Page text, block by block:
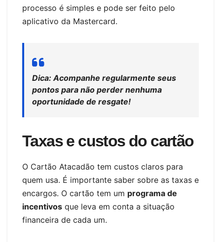
processo é simples e pode ser feito pelo
aplicativo da Mastercard.
Dica: Acompanhe regularmente seus
pontos para não perder nenhuma
oportunidade de resgate!
Taxas e custos do cartão
O Cartão Atacadão tem custos claros para
quem usa. É importante saber sobre as taxas e
encargos. O cartão tem um programa de
incentivos que leva em conta a situação
financeira de cada um.